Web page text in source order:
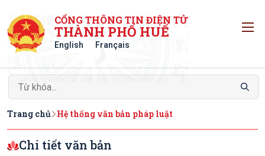
CỔNG THÔNG TIN ĐIỆN TỬ
THÀNH PHỐ HUẾ
English Français
Trang chủ Hệ thống văn bản pháp luật
Chi tiết văn bản